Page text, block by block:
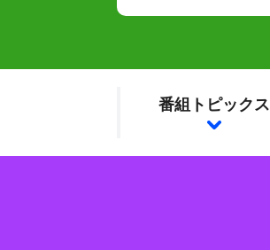
番組トピックス